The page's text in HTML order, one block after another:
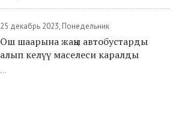
25 декабрь 2023, Понедельник
Ош шаарына жаңы автобустарды
алып келүү маселеси каралды
...